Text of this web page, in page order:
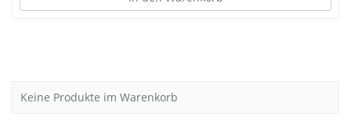
Keine Produkte im Warenkorb